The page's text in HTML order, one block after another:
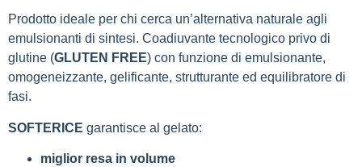
Prodotto ideale per chi cerca un’alternativa naturale agli
emulsionanti di sintesi. Coadiuvante tecnologico privo di
glutine (GLUTEN FREE) con funzione di emulsionante,
omogeneizzante, gelificante, strutturante ed equilibratore di
fasi.
SOFTERICE garantisce al gelato:
miglior resa in volume